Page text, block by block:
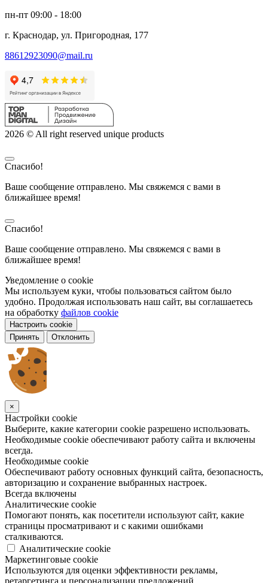
пн-пт 09:00 - 18:00
г. Краснодар, ул. Пригородная, 177
88612923090@mail.ru
2026 © All right reserved unique products
Спасибо!
Ваше сообщение отправлено. Мы свяжемся с вами в
ближайшее время!
Спасибо!
Ваше сообщение отправлено. Мы свяжемся с вами в
ближайшее время!
Уведомление о cookie
Мы используем куки, чтобы пользоваться сайтом было
удобно. Продолжая использовать наш сайт, вы соглашаетесь
на обработку файлов cookie
Настроить cookie
Принять
Отклонить
×
Настройки cookie
Выберите, какие категории cookie разрешено использовать.
Необходимые cookie обеспечивают работу сайта и включены
всегда.
Необходимые cookie
Обеспечивают работу основных функций сайта, безопасность,
авторизацию и сохранение выбранных настроек.
Всегда включены
Аналитические cookie
Помогают понять, как посетители используют сайт, какие
страницы просматривают и с какими ошибками
сталкиваются.
Аналитические cookie
Маркетинговые cookie
Используются для оценки эффективности рекламы,
ретаргетинга и персонализации предложений.